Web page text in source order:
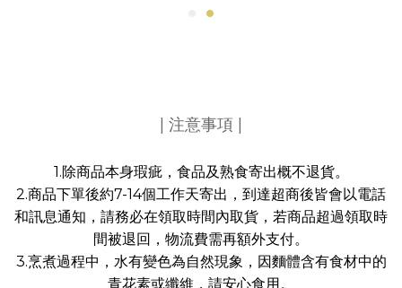
| 注意事項 |
1.除商品本身瑕疵，食品及熟食寄出概不退貨。
2.商品下單後約7-14個工作天寄出，到達超商後皆會以電話
和訊息通知，請務必在領取時間內取貨，若商品超過領取時
間被退回，物流費需再額外支付。
3.烹煮過程中，水有變色為自然現象，因麵體含有食材中的
青花素或纖維，請安心食用。